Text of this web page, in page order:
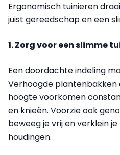
Ergonomisch tuinieren
juist gereedschap en een
1. Zorg voor een slimme
Een doordachte indeling
Verhoogde
hoogte voorkomen
en knieën. Voorzie ook
beweeg je vrij en verklein
houdingen.